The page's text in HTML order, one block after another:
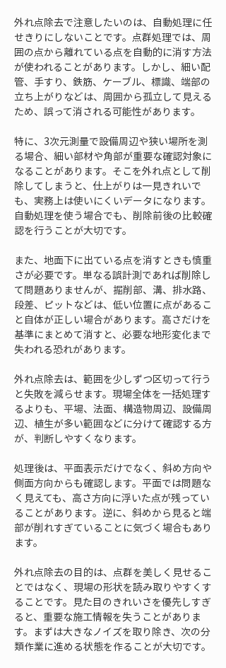
外れ点除去で注意したいのは、自動処理に任
せきりにしないことです。点群処理では、周
囲の点から離れている点を自動的に消す方法
が使われることがあります。しかし、細い配
管、手すり、鉄筋、ケーブル、標識、端部の
立ち上がりなどは、周囲から孤立して見える
ため、誤って消される可能性があります。
特に、3次元測量で設備周辺や狭い場所を測
る場合、細い部材や角部が重要な確認対象に
なることがあります。そこを外れ点として削
除してしまうと、仕上がりは一見きれいで
も、実務上は使いにくいデータになります。
自動処理を使う場合でも、削除前後の比較確
認を行うことが大切です。
また、地面下に出ている点を消すときも慎重
さが必要です。単なる誤計測であれば削除し
て問題ありませんが、掘削部、溝、排水路、
段差、ピットなどは、低い位置に点があるこ
と自体が正しい場合があります。高さだけを
基準にまとめて消すと、必要な地形変化まで
失われる恐れがあります。
外れ点除去は、範囲を少しずつ区切って行う
と失敗を減らせます。現場全体を一括処理す
るよりも、平場、法面、構造物周辺、設備周
辺、植生が多い範囲などに分けて確認する方
が、判断しやすくなります。
処理後は、平面表示だけでなく、斜め方向や
側面方向からも確認します。平面では問題な
く見えても、高さ方向に浮いた点が残ってい
ることがあります。逆に、斜めから見ると端
部が削れすぎていることに気づく場合もあり
ます。
外れ点除去の目的は、点群を美しく見せるこ
とではなく、現場の形状を読み取りやすくす
ることです。見た目のきれいさを優先しすぎ
ると、重要な施工情報を失うことがありま
す。まずは大きなノイズを取り除き、次の分
類作業に進める状態を作ることが大切です。